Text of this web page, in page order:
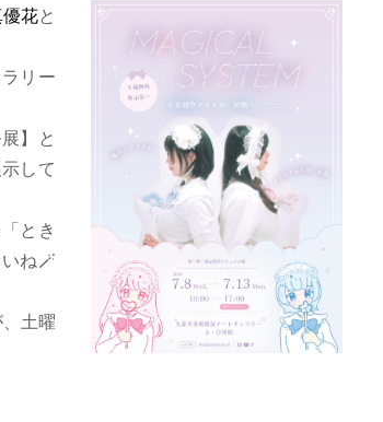
花と
リー
】と
して
とき
ね🪄
土曜